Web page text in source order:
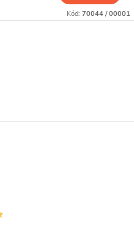
Kód: 70044 / 00001